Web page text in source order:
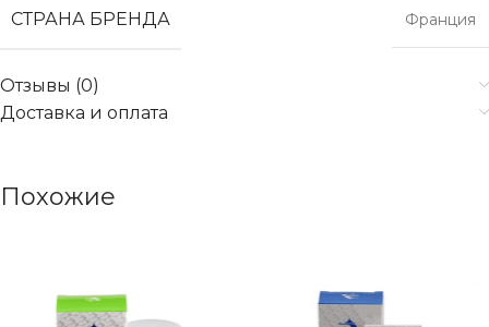
СТРАНА БРЕНДА Франция
Отзывы (0)
Доставка и оплата
Похожие